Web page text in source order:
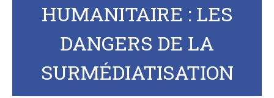
HUMANITAIRE : LES
DANGERS DE LA
SURMÉDIATISATION